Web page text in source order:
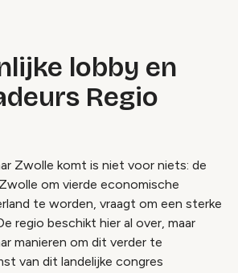
lobby en
Regio
Zwolle komt is niet voor niets: de
om vierde economische
te worden, vraagt om een sterke
regio beschikt hier al over, maar
manieren om dit verder te
van dit landelijke congres